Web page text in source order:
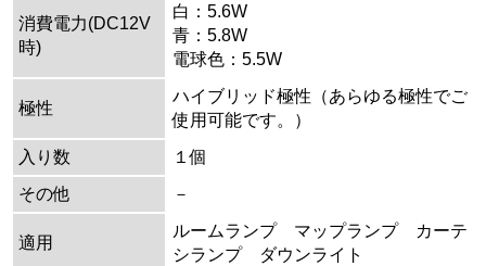
消費電力(DC12V
時)
白：5.6W
青：5.8W
電球色：5.5W
極性
ハイブリッド極性（あらゆる極性でご
使用可能です。）
入り数
１個
その他
－
適用
ルームランプ マップランプ カーテ
シランプ ダウンライト